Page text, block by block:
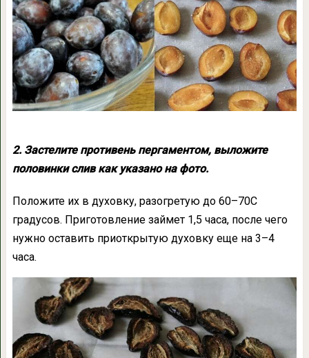
2. Застелите противень пергаментом, выложите
половинки слив как указано на фото.
Положите их в духовку, разогретую до 60–70С
градусов. Приготовление займет 1,5 часа, после чего
нужно оставить приоткрытую духовку еще на 3–4
часа.